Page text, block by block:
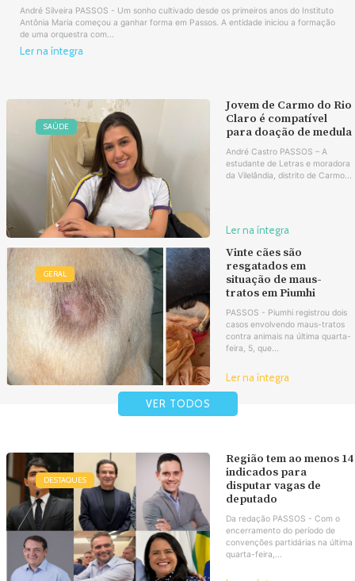
André Silveira PASSOS - Um sonho cultivado desde os primeiros anos do Instituto
Antônia Maria começou a ganhar forma em Passos. A entidade iniciou a formação
de uma orquestra com...
Ler na íntegra
SAÚDE
Jovem de Carmo do Rio
Claro é compatível
para doação de medula
André Castro PASSOS – A
estudante de Letras e moradora
da Vilelândia, distrito de Carmo...
Ler na íntegra
GERAL
Vinte cães são
resgatados em
situação de maus-
tratos em Piumhi
PASSOS - Piumhi registrou dois
casos envolvendo maus-tratos
contra animais na última quarta-
feira, 5, que...
Ler na íntegra
VER TODOS
DESTAQUES
Região tem ao menos 14
indicados para
disputar vagas de
deputado
Da redação PASSOS - Com o
encerramento do período de
convenções partidárias na última
quarta-feira,...